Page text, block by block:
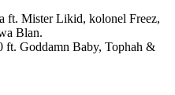
ft. Mister Likid, kolonel Freez,
Blan.
ft. Goddamn Baby, Tophah &